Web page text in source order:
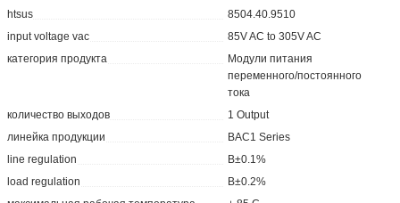
htsus
8504.40.9510
input voltage vac
85V AC to 305V AC
категория продукта
Модули питания
переменного/постоянного
тока
количество выходов
1 Output
линейка продукции
BAC1 Series
line regulation
В±0.1%
load regulation
В±0.2%